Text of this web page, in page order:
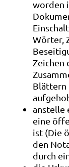
worden
Wörter,
Zeichen
Blättern
anstelle
eine
ist (Die
den
durch